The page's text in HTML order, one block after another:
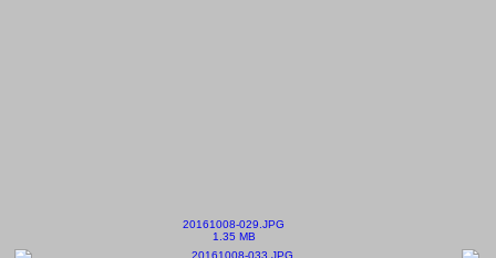
20161008-029.JPG
1.35 MB